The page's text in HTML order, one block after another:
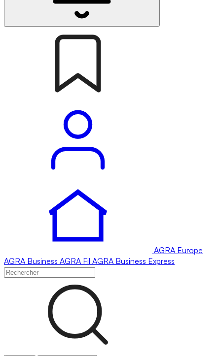
AGRA Europe
AGRA Business AGRA Fil AGRA Business Express